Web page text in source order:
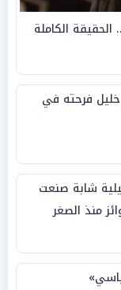
الكاملة
فرحته في
شابة صنعت
منذ الصغر